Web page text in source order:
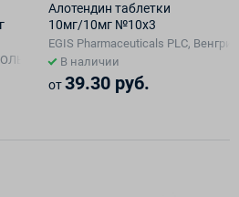
АО Производственный
Алотендин таблетки
10мг/10мг №10х3
EGIS Pharmaceuticals PLC, Венгрия
В наличии
от39.30 руб.